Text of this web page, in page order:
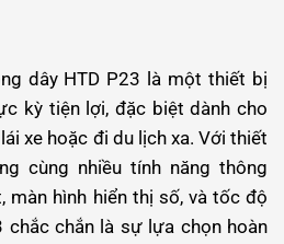
dây HTD P23 là một thiết bị
kỳ tiện lợi, đặc biệt dành cho
xe hoặc đi du lịch xa. Với thiết
cùng nhiều tính năng thông
màn hình hiển thị số, và tốc độ
chắc chắn là sự lựa chọn hoàn